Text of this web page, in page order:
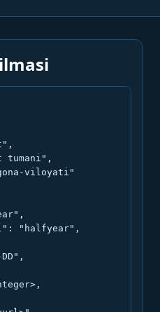
tumani",
viloyati"
"halfyear",